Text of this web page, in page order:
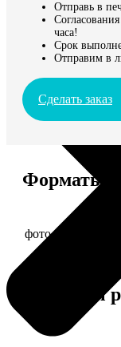
Отправь в
часа!
Срок
Отправим в
Сделать заказ
Форматы и
фото 13х18 в
Примеры